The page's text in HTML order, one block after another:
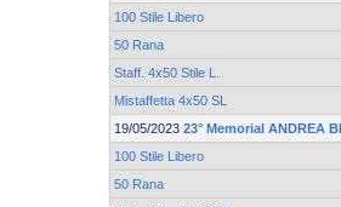
100 Stile Libero
50 Rana
Staff. 4x50 Stile L.
Mistaffetta 4x50 SL
19/05/2023 23° Memorial ANDREA
100 Stile Libero
50 Rana